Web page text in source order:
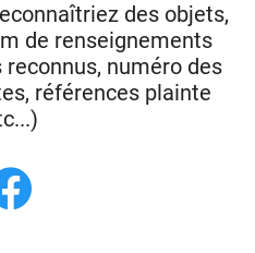
des objets,
de renseignements
numéro des
références plainte